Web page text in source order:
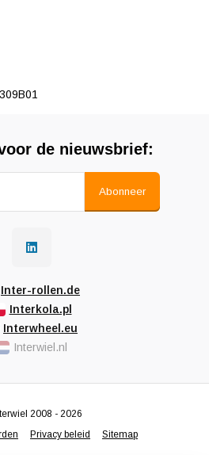
de nieuwsbrief:
Abonneer
Inter-rollen.de
Interkola.pl
Interwheel.eu
Interwiel.nl
Privacy beleid Sitemap
2008 - 2026